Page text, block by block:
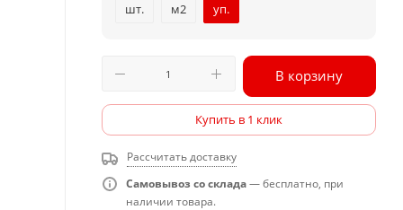
шт.
м2 уп.
В корзину
Купить в 1 клик
Рассчитать доставку
Самовывоз со склада— бесплатно, при
наличии товара.